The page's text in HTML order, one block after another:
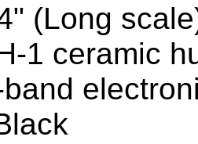
(Long
1 ceramic